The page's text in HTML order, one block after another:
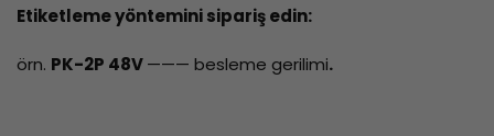
Etiketleme yöntemini sipariş edin:
örn. PK-2P 48V——— besleme gerilimi.